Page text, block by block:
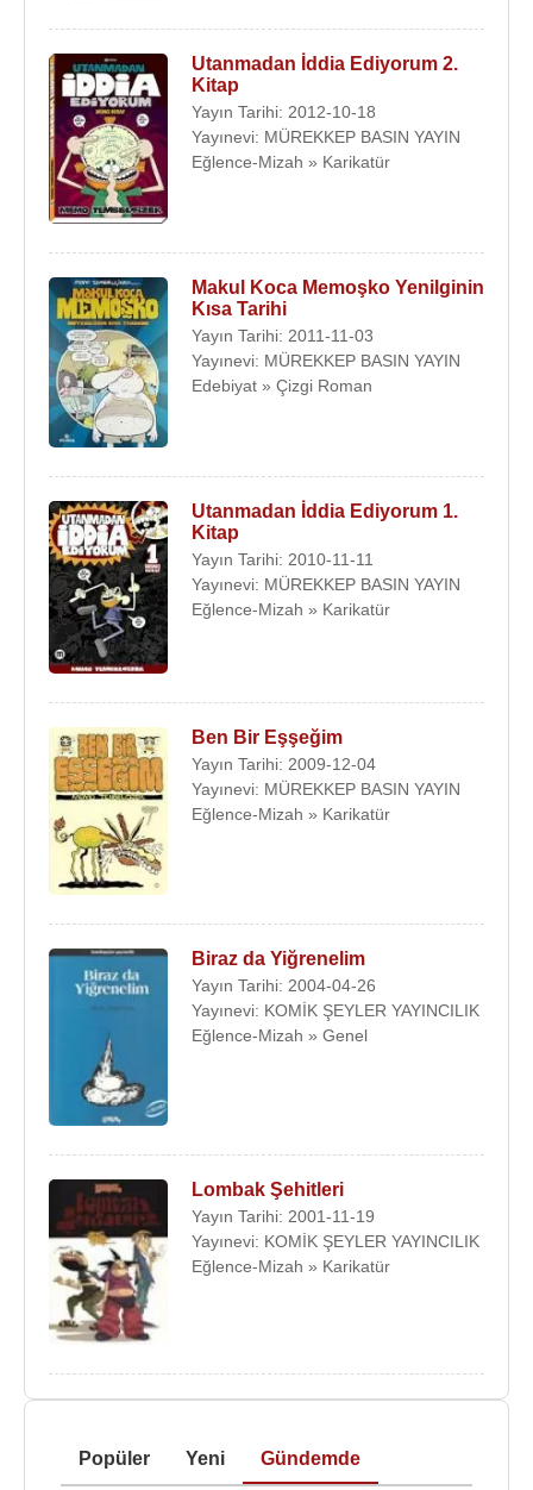
Utanmadan İddia Ediyorum 2.
Kitap
Yayın Tarihi: 2012-10-18
Yayınevi: MÜREKKEP BASIN YAYIN
Eğlence-Mizah » Karikatür
Makul Koca Memoşko Yenilginin
Kısa Tarihi
Yayın Tarihi: 2011-11-03
Yayınevi: MÜREKKEP BASIN YAYIN
Edebiyat » Çizgi Roman
Utanmadan İddia Ediyorum 1.
Kitap
Yayın Tarihi: 2010-11-11
Yayınevi: MÜREKKEP BASIN YAYIN
Eğlence-Mizah » Karikatür
Ben Bir Eşşeğim
Yayın Tarihi: 2009-12-04
Yayınevi: MÜREKKEP BASIN YAYIN
Eğlence-Mizah » Karikatür
Biraz da Yiğrenelim
Yayın Tarihi: 2004-04-26
Yayınevi: KOMİK ŞEYLER YAYINCILIK
Eğlence-Mizah » Genel
Lombak Şehitleri
Yayın Tarihi: 2001-11-19
Yayınevi: KOMİK ŞEYLER YAYINCILIK
Eğlence-Mizah » Karikatür
Popüler Yeni Gündemde